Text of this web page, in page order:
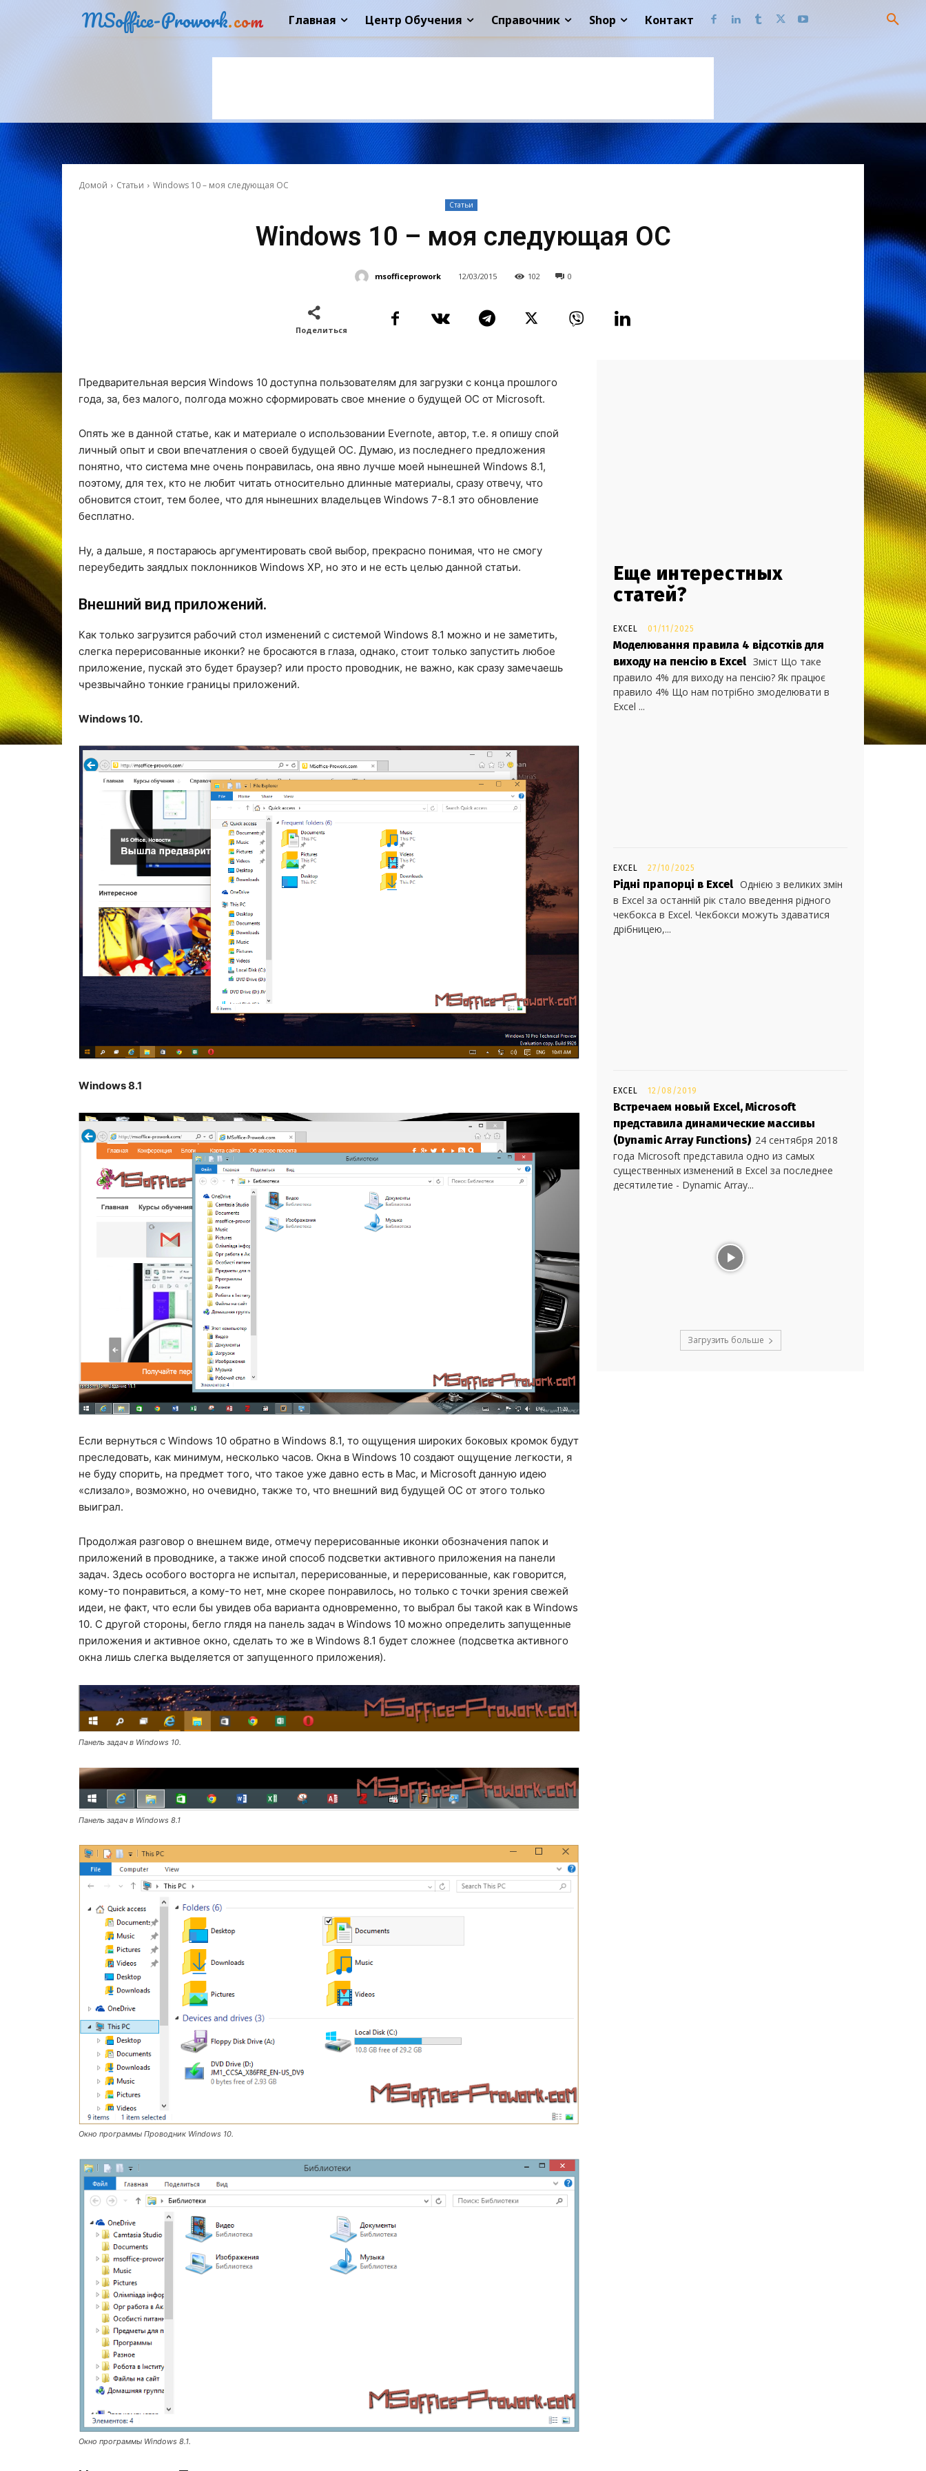
MSoffice-Prowork.com Главная Центр Обучения Справочник Shop Контакт
Домой Статьи Windows 10 – моя следующая ОС
Статьи
Windows 10 – моя следующая ОС
msofficeprowork 12/03/2015 102 0
Поделиться
Предварительная версия Windows 10 доступна пользователям для загрузки с конца прошлого
года, за, без малого, полгода можно сформировать свое мнение о будущей ОС от Microsoft.
Опять же в данной статье, как и материале о использовании Evernote, автор, т.е. я опишу спой
личный опыт и свои впечатления о своей будущей ОС. Думаю, из последнего предложения
понятно, что система мне очень понравилась, она явно лучше моей нынешней Windows 8.1,
поэтому, для тех, кто не любит читать относительно длинные материалы, сразу отвечу, что
обновится стоит, тем более, что для нынешних владельцев Windows 7-8.1 это обновление
бесплатно.
Ну, а дальше, я постараюсь аргументировать свой выбор, прекрасно понимая, что не смогу
переубедить заядлых поклонников Windows XP, но это и не есть целью данной статьи.
Внешний вид приложений.
Как только загрузится рабочий стол изменений с системой Windows 8.1 можно и не заметить,
слегка перерисованные иконки? не бросаются в глаза, однако, стоит только запустить любое
приложение, пускай это будет браузер? или просто проводник, не важно, как сразу замечаешь
чрезвычайно тонкие границы приложений.
Windows 10.
Windows 8.1
Если вернуться с Windows 10 обратно в Windows 8.1, то ощущения широких боковых кромок будут
преследовать, как минимум, несколько часов. Окна в Windows 10 создают ощущение легкости, я
не буду спорить, на предмет того, что такое уже давно есть в Mac, и Microsoft данную идею
«слизало», возможно, но очевидно, также то, что внешний вид будущей ОС от этого только
выиграл.
Продолжая разговор о внешнем виде, отмечу перерисованные иконки обозначения папок и
приложений в проводнике, а также иной способ подсветки активного приложения на панели
задач. Здесь особого восторга не испытал, перерисованные, и перерисованные, как говорится,
кому-то понравиться, а кому-то нет, мне скорее понравилось, но только с точки зрения свежей
идеи, не факт, что если бы увидев оба варианта одновременно, то выбрал бы такой как в Windows
10. С другой стороны, бегло глядя на панель задач в Windows 10 можно определить запущенные
приложения и активное окно, сделать то же в Windows 8.1 будет сложнее (подсветка активного
окна лишь слегка выделяется от запущенного приложения).
Панель задач в Windows 10.
Панель задач в Windows 8.1
Окно программы Проводник Windows 10.
Окно программы Windows 8.1.
Еще интерестных
статей?
EXCEL 01/11/2025
Моделювання правила 4 відсотків для
виходу на пенсію в Excel Зміст Що таке
правило 4% для виходу на пенсію? Як працює
правило 4% Що нам потрібно змоделювати в
Excel ...
EXCEL 27/10/2025
Рідні прапорці в Excel Однією з великих змін
в Excel за останній рік стало введення рідного
чекбокса в Excel. Чекбокси можуть здаватися
дрібницею,...
EXCEL 12/08/2019
Встречаем новый Excel, Microsoft
представила динамические массивы
(Dynamic Array Functions) 24 сентября 2018
года Microsoft представила одно из самых
существенных изменений в Excel за последнее
десятилетие - Dynamic Array...
Загрузить больше